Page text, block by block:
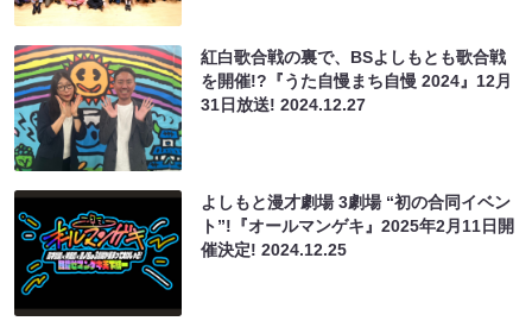
紅白歌合戦の裏で、BSよしもとも歌合戦
を開催!?『うた自慢まち自慢 2024』12月
31日放送!2024.12.27
よしもと漫才劇場 3劇場 “初の合同イベン
ト”!『オールマンゲキ』2025年2月11日開
催決定!2024.12.25